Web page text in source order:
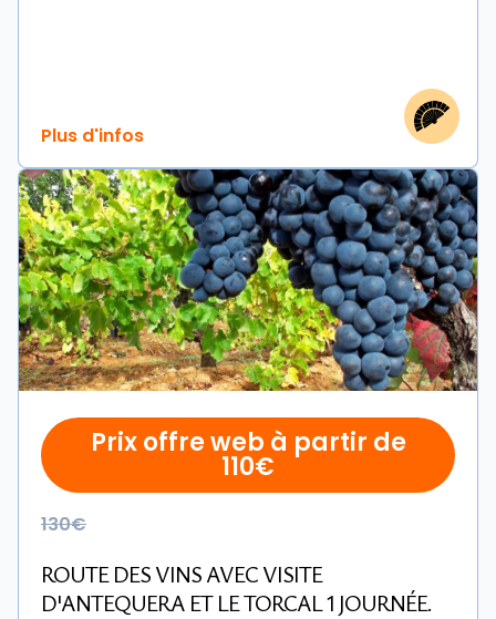
Prix offre web à partir de
110€
130€
ROUTE DES VINS AVEC VISITE
D'ANTEQUERA ET LE TORCAL 1 JOURNÉE.